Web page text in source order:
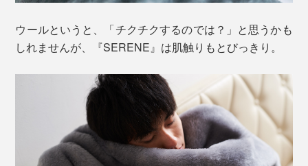
ウールというと、「チクチクするのでは？」と思うかも
しれませんが、『SERENE』は肌触りもとびっきり。